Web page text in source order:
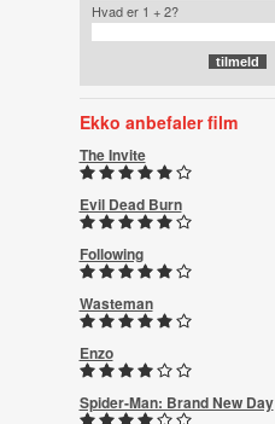
Hvad er 1 + 2?
Ekko anbefaler film
The Invite
Evil Dead Burn
Following
Wasteman
Enzo
Spider-Man: Brand New Day